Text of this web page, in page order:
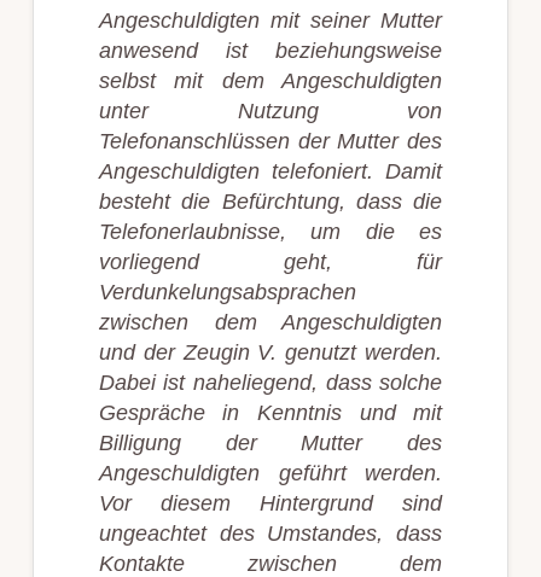
Angeschuldigten mit seiner Mutter
anwesend ist beziehungsweise
selbst mit dem Angeschuldigten
unter Nutzung von
Telefonanschlüssen der Mutter des
Angeschuldigten telefoniert. Damit
besteht die Befürchtung, dass die
Telefonerlaubnisse, um die es
vorliegend geht, für
Verdunkelungsabsprachen
zwischen dem Angeschuldigten
und der Zeugin V. genutzt werden.
Dabei ist naheliegend, dass solche
Gespräche in Kenntnis und mit
Billigung der Mutter des
Angeschuldigten geführt werden.
Vor diesem Hintergrund sind
ungeachtet des Umstandes, dass
Kontakte zwischen dem